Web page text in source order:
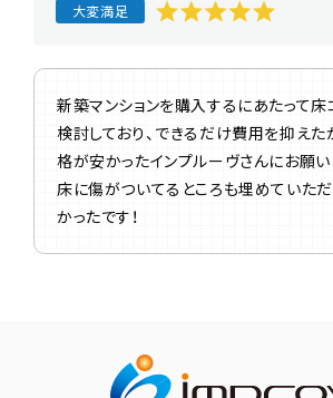
大変満足
新築マンションを購入するにあたって床
検討しており、できるだけ費用を抑えた
格が安かったインプルーヴさんにお願い
床に傷がついてるところも埋めていた
かったです！